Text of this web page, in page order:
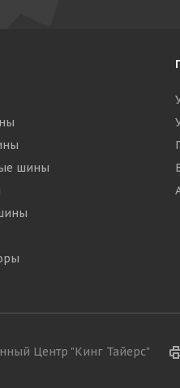
шины
Центр "Кинг Тайерс"